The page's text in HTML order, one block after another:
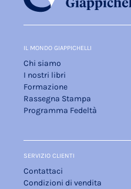
IL MONDO GIAPPICHELLI
Chi siamo
I nostri libri
Formazione
Rassegna Stampa
Programma Fedeltà
SERVIZIO CLIENTI
Contattaci
Condizioni di vendita